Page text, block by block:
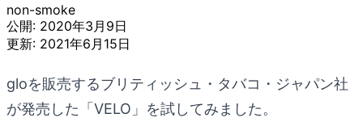
non-smoke
公開: 2020年3月9日
更新: 2021年6月15日
gloを販売するブリティッシュ・タバコ・ジャパン社
が発売した「VELO」を試してみました。